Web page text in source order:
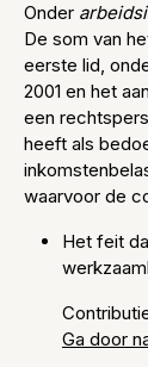
Onder
De som van
eerste lid,
2001 en het
een
heeft als
waarvoor de
Het feit
Ga door